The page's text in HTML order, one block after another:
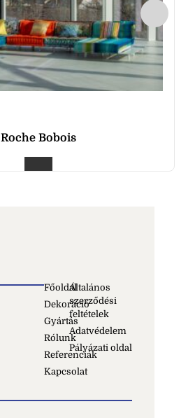
Roche Bobois
Főoldal
Dekoráció
Gyártás
Rólunk
Referenciák
Kapcsolat
Általános
szerződési
feltételek
Adatvédelem
Pályázati oldal